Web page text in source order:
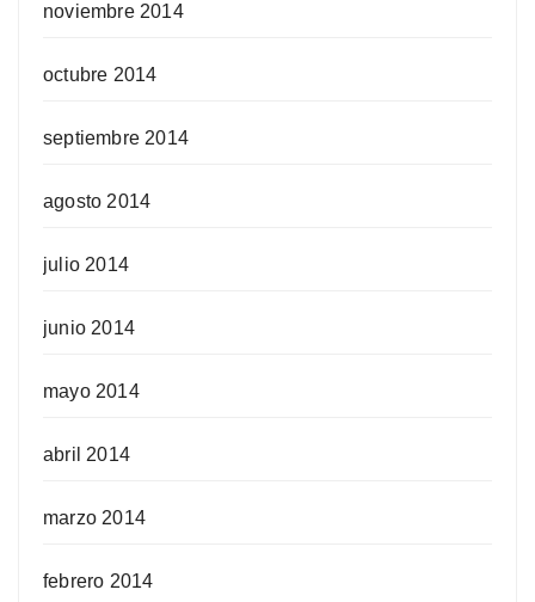
noviembre 2014
octubre 2014
septiembre 2014
agosto 2014
julio 2014
junio 2014
mayo 2014
abril 2014
marzo 2014
febrero 2014